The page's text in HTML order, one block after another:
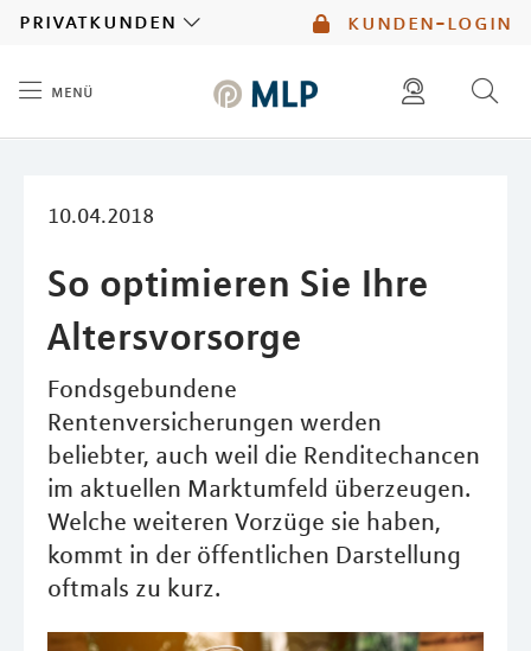
kunden-login
privatkunden
menü
10.04.2018
So optimieren Sie Ihre
Altersvorsorge
Fondsgebundene
Rentenversicherungen werden
beliebter, auch weil die Renditechancen
im aktuellen Marktumfeld überzeugen.
Welche weiteren Vorzüge sie haben,
kommt in der öffentlichen Darstellung
oftmals zu kurz.